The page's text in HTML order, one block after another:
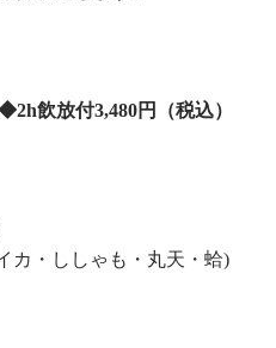
飲放付3,480円（税込）
カ・ししゃも・丸天・蛤)